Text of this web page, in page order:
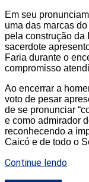
Em seu
uma das marcas
pela construção da
sacerdote
Faria durante o
compromisso
Ao encerrar a
voto de pesar
de se pronunciar
e como admirador
reconhecendo a
Caicó e de todo o
Continue lendo